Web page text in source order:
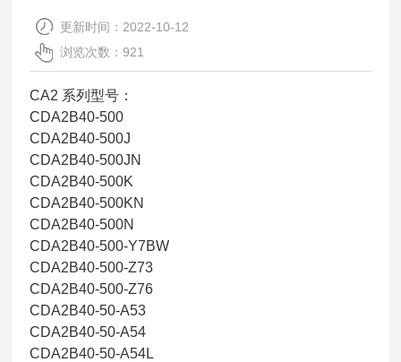
更新时间：2022-10-12
浏览次数：921
CA2 系列型号：
CDA2B40-500
CDA2B40-500J
CDA2B40-500JN
CDA2B40-500K
CDA2B40-500KN
CDA2B40-500N
CDA2B40-500-Y7BW
CDA2B40-500-Z73
CDA2B40-500-Z76
CDA2B40-50-A53
CDA2B40-50-A54
CDA2B40-50-A54L